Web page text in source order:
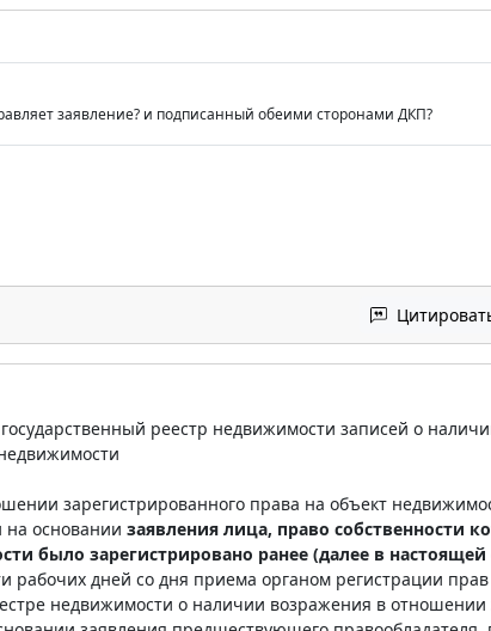
заявление? и подписанный обеими сторонами ДКП?
реестр недвижимости записей о
зарегистрированного права на объект
на основании заявления лица, право собственности
было зарегистрировано ранее (далее в
рабочих дней со дня приема органом регистрации
недвижимости о наличии возражения в отношении